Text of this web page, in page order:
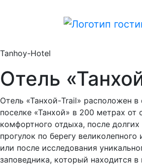
Tanhoy-Hotel
Отель
Отель «Танхой-Trail» расположен
поселке «Танхой» в 200 метрах от
комфортного отдыха, после
прогулок по берегу великолепного
или после исследования
заповедника, который находится